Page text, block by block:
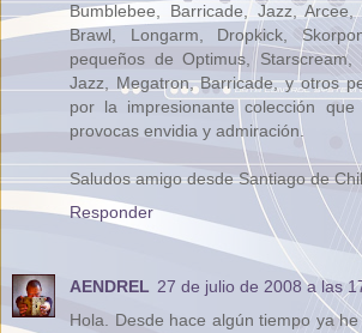
Bumblebee, Barricade, Jazz, Arcee,
Brawl, Longarm, Dropkick,
pequeños de Optimus, Starscream,
Jazz, Megatron, Barricade, y otros
por la impresionante colección
provocas envidia y admiración.
Saludos amigo desde Santiago de
Responder
AENDREL 27 de julio de 2008 a las
Hola. Desde hace algún tiempo ya